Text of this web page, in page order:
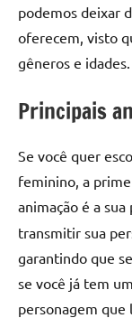
podemos deixar
oferecem, visto
gêneros e idades.
Principais
Se você quer
feminino, a
animação é a
transmitir sua
garantindo que
se você já tem
personagem que